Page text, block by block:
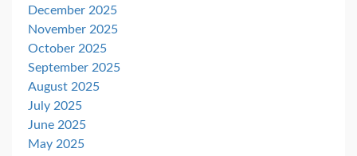
December 2025
November 2025
October 2025
September 2025
August 2025
July 2025
June 2025
May 2025